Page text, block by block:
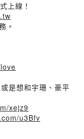
上線！
。
是想和宇珊、豪平
xejz9
u3Bfv